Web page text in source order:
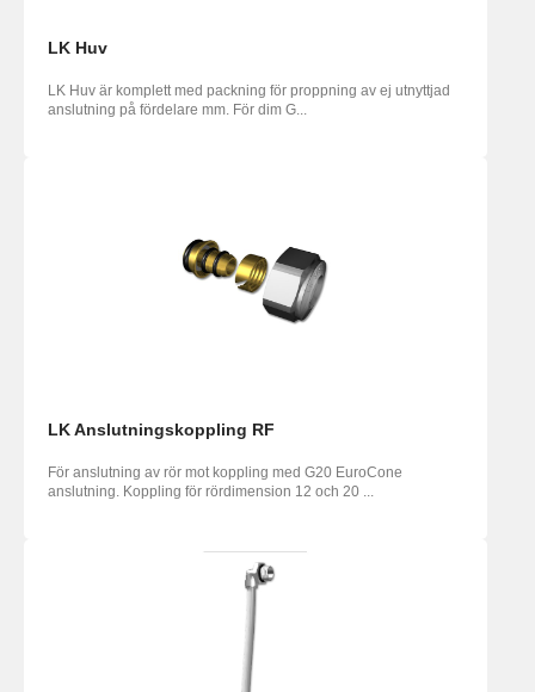
LK Huv
LK Huv är komplett med packning för proppning av ej utnyttjad
anslutning på fördelare mm. För dim G...
LK Anslutningskoppling RF
För anslutning av rör mot koppling med G20 EuroCone
anslutning. Koppling för rördimension 12 och 20 ...